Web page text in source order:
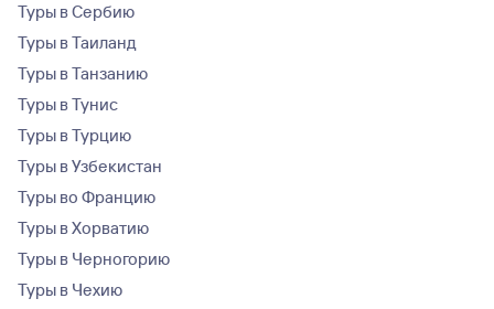
Туры в Сербию
Туры в Таиланд
Туры в Танзанию
Туры в Тунис
Туры в Турцию
Туры в Узбекистан
Туры во Францию
Туры в Хорватию
Туры в Черногорию
Туры в Чехию